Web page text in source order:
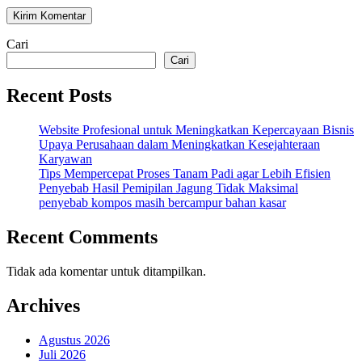
Cari
Cari
Recent Posts
Website Profesional untuk Meningkatkan Kepercayaan Bisnis
Upaya Perusahaan dalam Meningkatkan Kesejahteraan
Karyawan
Tips Mempercepat Proses Tanam Padi agar Lebih Efisien
Penyebab Hasil Pemipilan Jagung Tidak Maksimal
penyebab kompos masih bercampur bahan kasar
Recent Comments
Tidak ada komentar untuk ditampilkan.
Archives
Agustus 2026
Juli 2026